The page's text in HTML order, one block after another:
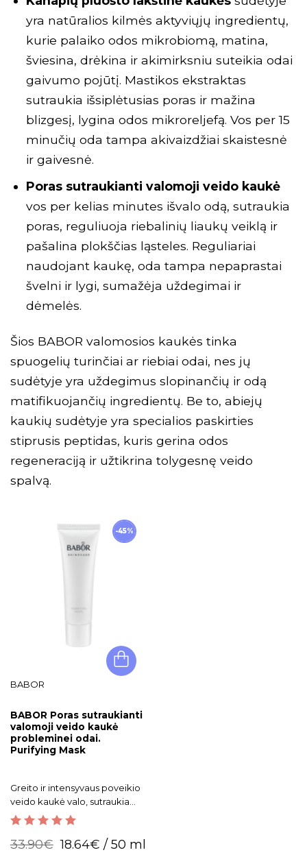
yra natūralios kilmės aktyviųjų ingredientų,
kurie palaiko odos mikrobiomą, matina,
šviesina, drėkina ir akimirksniu suteikia odai
gaivumo pojūtį. Mastikos ekstraktas
sutraukia išsiplėtusias poras ir mažina
blizgesį, lygina odos mikroreljefą. Vos per 15
minučių oda tampa akivaizdžiai skaistesnė
ir gaivesnė.
Poras sutraukianti valomoji veido kaukė
vos per kelias minutes išvalo odą, sutraukia
poras, reguliuoja riebalinių liaukų veiklą ir
pašalina plokščias ląsteles. Reguliariai
naudojant kaukę, oda tampa nepaprastai
švelni ir lygi, sumažėja uždegimai ir
dėmelės.
Šios BABOR valomosios kaukės tinka
spuogelių turinčiai ar riebiai odai, nes jų
sudėtyje yra uždegimus slopinančių ir odą
matifikuojančių ingredientų. Be to, abiejų
kaukių sudėtyje yra specialios paskirties
stiprusis peptidas, kuris gerina odos
regeneraciją ir užtikrina tolygesnę veido
spalvą.
-45%
BABOR
BABOR Poras sutraukianti
valomoji veido kaukė
probleminei odai.
Purifying Mask
Greito ir intensyvaus poveikio
veido kaukė valo, sutraukia
poras, reguliuoja sebumo
išsiskirimą.
33.90€ 18.64€ / 50 ml